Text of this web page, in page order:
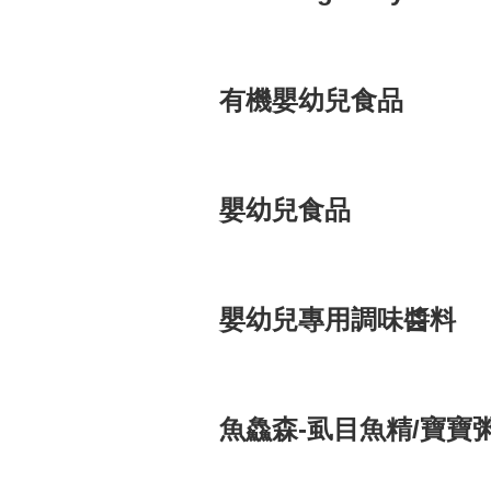
有機嬰幼兒食品
嬰幼兒食品
嬰幼兒專用調味醬料
魚鱻森-虱目魚精/寶寶